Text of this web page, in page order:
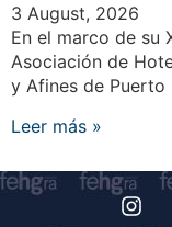
3 August, 2026
En el marco de su
Asociación de
y Afines de
Leer más »